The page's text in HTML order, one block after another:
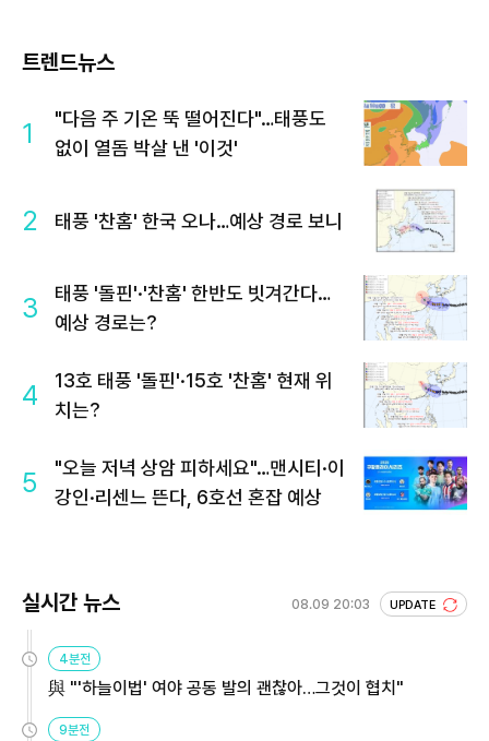
트렌드뉴스
1
"다음 주 기온 뚝 떨어진다"…태풍도
없이 열돔 박살 낸 '이것'
2 태풍 '찬홈' 한국 오나…예상 경로 보니
3
태풍 '돌핀'·'찬홈' 한반도 빗겨간다…
예상 경로는?
4
13호 태풍 '돌핀'·15호 '찬홈' 현재 위
치는?
5
"오늘 저녁 상암 피하세요"…맨시티·이
강인·리센느 뜬다, 6호선 혼잡 예상
실시간 뉴스 08.09 20:03 UPDATE
4분전
與 "'하늘이법' 여야 공동 발의 괜찮아…그것이 협치"
9분전